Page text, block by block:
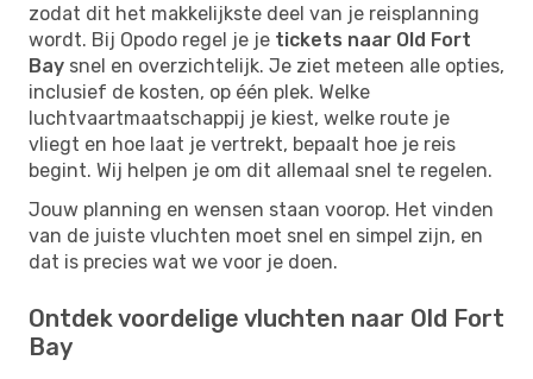
zodat dit het makkelijkste deel van je reisplanning
wordt. Bij Opodo regel je je tickets naar Old Fort
Bay snel en overzichtelijk. Je ziet meteen alle opties,
inclusief de kosten, op één plek. Welke
luchtvaartmaatschappij je kiest, welke route je
vliegt en hoe laat je vertrekt, bepaalt hoe je reis
begint. Wij helpen je om dit allemaal snel te regelen.
Jouw planning en wensen staan voorop. Het vinden
van de juiste vluchten moet snel en simpel zijn, en
dat is precies wat we voor je doen.
Ontdek voordelige vluchten naar Old Fort
Bay